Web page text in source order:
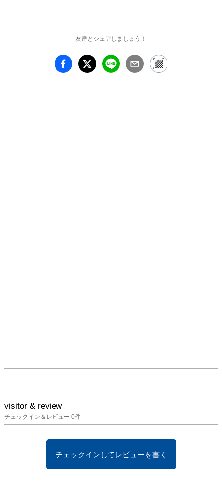
友達とシェアしましょう！
visitor & review
チェックイン＆レビュー 0件
チェックインしてレビューを書く